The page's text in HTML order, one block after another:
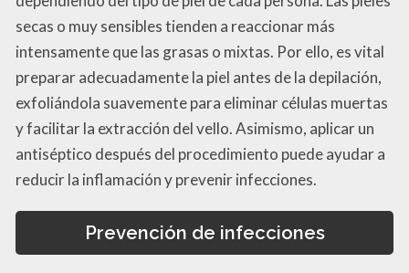
secas o muy sensibles tienden a reaccionar más
intensamente que las grasas o mixtas. Por ello, es vital
preparar adecuadamente la piel antes de la depilación,
exfoliándola suavemente para eliminar células muertas
y facilitar la extracción del vello. Asimismo, aplicar un
antiséptico después del procedimiento puede ayudar a
reducir la inflamación y prevenir infecciones.
Prevención de infecciones